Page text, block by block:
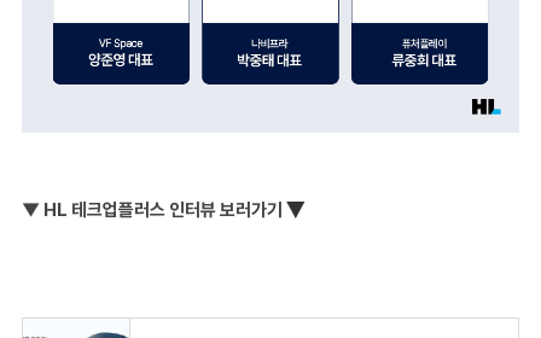
▼ HL 테크업플러스 인터뷰 보러가기 ▼